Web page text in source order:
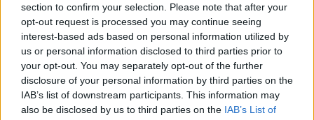
section to confirm your selection. Please note that after your
opt-out request is processed you may continue seeing
interest-based ads based on personal information utilized by
us or personal information disclosed to third parties prior to
your opt-out. You may separately opt-out of the further
disclosure of your personal information by third parties on the
IAB’s list of downstream participants. This information may
also be disclosed by us to third parties on the IAB’s List of